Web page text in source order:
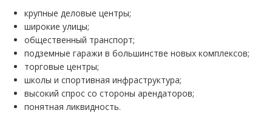
крупные деловые центры;
широкие улицы;
общественный транспорт;
подземные гаражи в большинстве новых комплексов;
торговые центры;
школы и спортивная инфраструктура;
высокий спрос со стороны арендаторов;
понятная ликвидность.